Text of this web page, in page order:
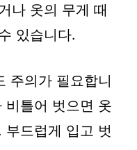
나 옷의 무게 때
있습니다.
주의가 필요합니
비틀어 벗으면 옷
드럽게 입고 벗